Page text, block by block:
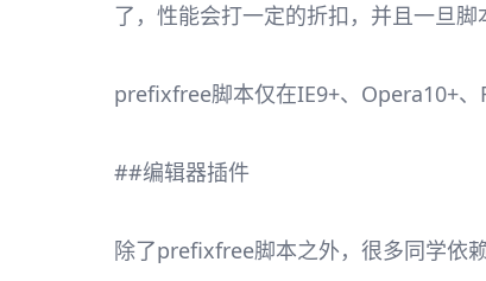
了，性能会打一定的折扣，并且一旦脚
prefixfree脚本仅在IE9+、Opera10+、
##编辑器插件
除了prefixfree脚本之外，很多同学依